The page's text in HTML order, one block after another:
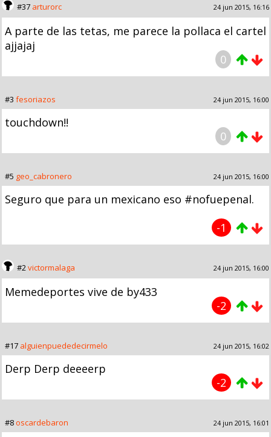
#37 arturorc 24 jun 2015, 16:16
A parte de las tetas, me parece la pollaca el cartel
ajjajaj
0
#3 fesoriazos 24 jun 2015, 16:00
touchdown!!
0
#5 geo_cabronero 24 jun 2015, 16:00
Seguro que para un mexicano eso #nofuepenal.
-1
#2victormalaga 24 jun 2015, 16:00
Memedeportes vive de by433
-2
#17 alguienpuededecirmelo 24 jun 2015, 16:02
Derp Derp deeeerp
-2
#8oscardebaron 24 jun 2015, 16:01